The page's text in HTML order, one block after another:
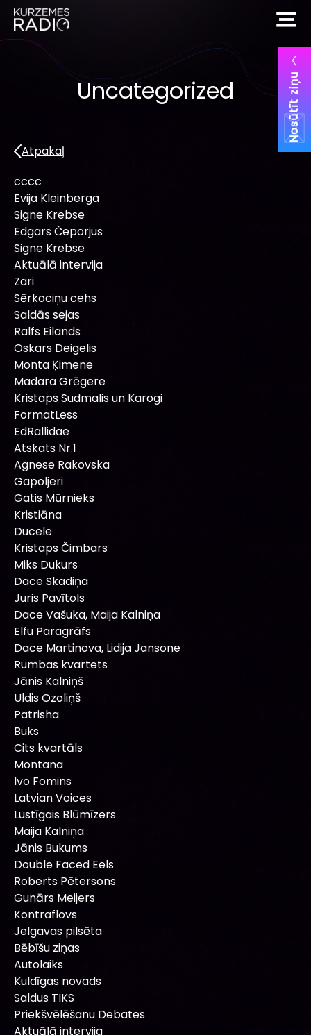
Nosūtīt ziņu
Uncategorized
Atpakaļ
cccc
Evija Kleinberga
Signe Krebse
Edgars Čeporjus
Signe Krebse
Aktuālā intervija
Zari
Sērkociņu cehs
Saldās sejas
Ralfs Eilands
Oskars Deigelis
Monta Ķimene
Madara Grēgere
Kristaps Sudmalis un Karogi
FormatLess
EdRallidae
Atskats Nr.1
Agnese Rakovska
Gapoljeri
Gatis Mūrnieks
Kristiāna
Ducele
Kristaps Čimbars
Miks Dukurs
Dace Skadiņa
Juris Pavītols
Dace Vašuka, Maija Kalniņa
Elfu Paragrāfs
Dace Martinova, Lidija Jansone
Rumbas kvartets
Jānis Kalniņš
Uldis Ozoliņš
Patrisha
Buks
Cits kvartāls
Montana
Ivo Fomins
Latvian Voices
Lustīgais Blūmīzers
Maija Kalniņa
Jānis Bukums
Double Faced Eels
Roberts Pētersons
Gunārs Meijers
Kontraflovs
Jelgavas pilsēta
Bēbīšu ziņas
Autolaiks
Kuldīgas novads
Saldus TIKS
Priekšvēlēšanu Debates
Aktuālā intervija